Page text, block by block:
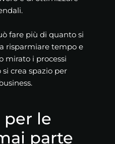
fare più di quanto si
risparmiare tempo e
mirato i processi
crea spazio per
per le
parte